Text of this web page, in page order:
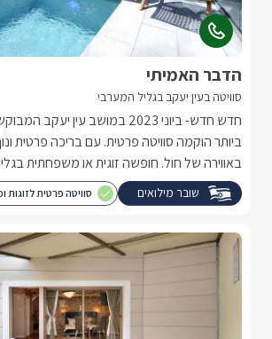
הדבר האמיתי
סוויטה בעין יעקב בגליל המערבי
חדש חדש- ביוני 2023 במושב עין
ביותר הוקמה סוויטה פרטית. עם בריכה פרטית
באווירה של חול. חופשה זוגית או משפחתית
שובר מילואים סוויטה פרטית לזוגות